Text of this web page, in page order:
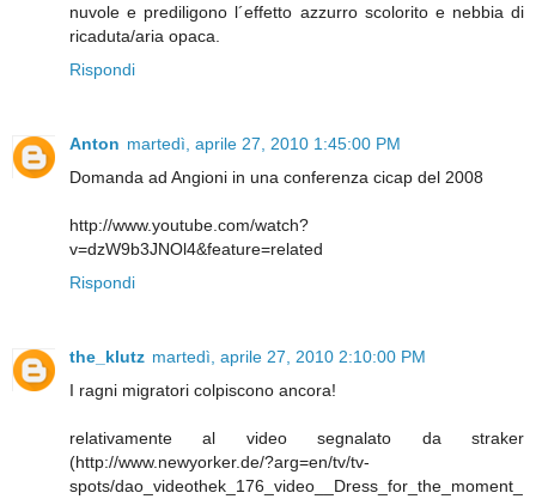
nuvole e prediligono l´effetto azzurro scolorito e nebbia di
ricaduta/aria opaca.
Rispondi
Anton martedì, aprile 27, 2010 1:45:00 PM
Domanda ad Angioni in una conferenza cicap del 2008
http://www.youtube.com/watch?
v=dzW9b3JNOl4&feature=related
Rispondi
the_klutz martedì, aprile 27, 2010 2:10:00 PM
I ragni migratori colpiscono ancora!
relativamente al video segnalato da straker
(http://www.newyorker.de/?arg=en/tv/tv-
spots/dao_videothek_176_video__Dress_for_the_moment_